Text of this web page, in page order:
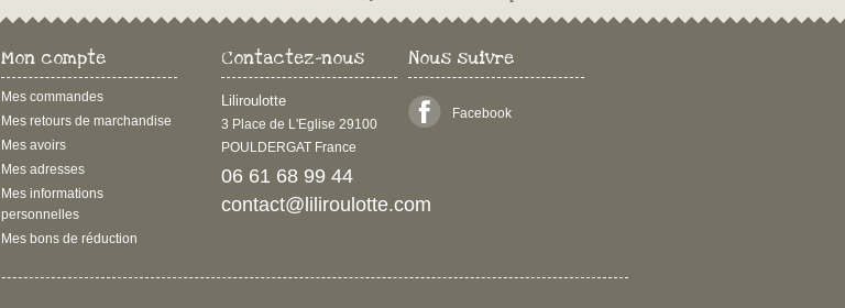
Mon compte
Mes commandes
Mes retours de marchandise
Mes avoirs
Mes adresses
Mes informations
personnelles
Mes bons de réduction
Contactez-nous
Liliroulotte
3 Place de L'Eglise 29100
POULDERGAT France
06 61 68 99 44
contact@liliroulotte.com
Nous suivre
Facebook